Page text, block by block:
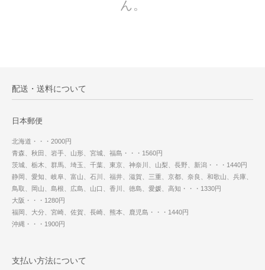
ん。
配送・送料について
日本郵便
北海道・・・2000円
青森、秋田、岩手、山形、宮城、福島・・・1560円
茨城、栃木、群馬、埼玉、千葉、東京、神奈川、山梨、長野、新潟・・・1440円
静岡、愛知、岐阜、富山、石川、福井、滋賀、三重、京都、奈良、和歌山、兵庫、
鳥取、岡山、島根、広島、山口、香川、徳島、愛媛、高知・・・1330円
大阪・・・1280円
福岡、大分、宮崎、佐賀、長崎、熊本、鹿児島・・・1440円
沖縄・・・1900円
支払い方法について